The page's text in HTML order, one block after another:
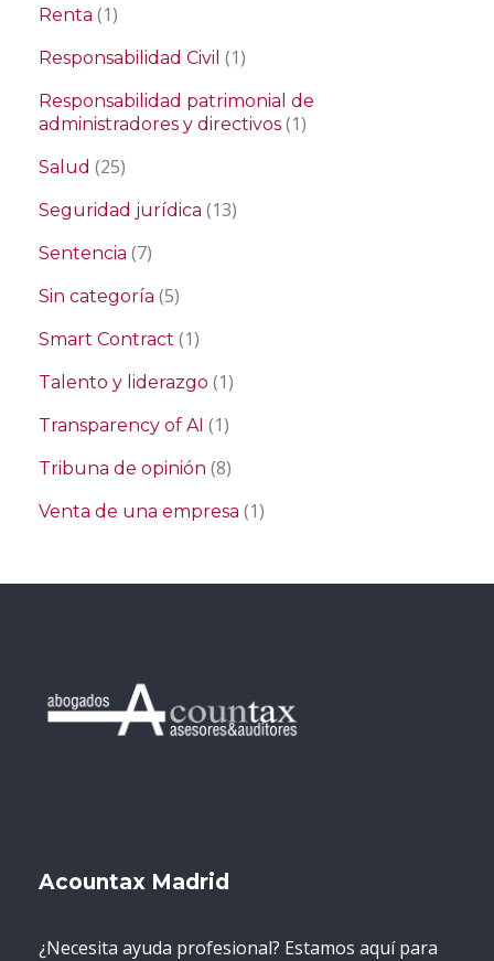
Renta (1)
Responsabilidad Civil (1)
Responsabilidad patrimonial de
administradores y directivos (1)
Salud (25)
Seguridad jurídica (13)
Sentencia (7)
Sin categoría (5)
Smart Contract (1)
Talento y liderazgo (1)
Transparency of AI (1)
Tribuna de opinión (8)
Venta de una empresa (1)
Acountax Madrid
¿Necesita ayuda profesional? Estamos aquí para